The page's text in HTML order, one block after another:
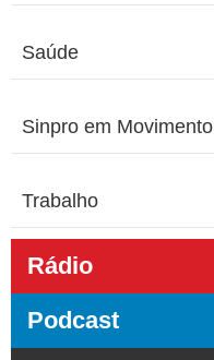
Saúde
Sinpro em Movimento
Trabalho
Rádio
Podcast